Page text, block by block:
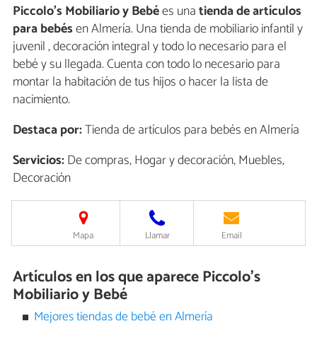
Piccolo's Mobiliario y Bebées unatienda de artículos
para bebésen Almería. Una tienda de mobiliario infantil y
juvenil , decoración integral y todo lo necesario para el
bebé y su llegada. Cuenta con todo lo necesario para
montar la habitación de tus hijos o hacer la lista de
nacimiento.
Destaca por:Tienda de artículos para bebés en Almería
Servicios:De compras, Hogar y decoración, Muebles,
Decoración
Mapa Llamar Email
Artículos en los que aparece Piccolo's
Mobiliario y Bebé
Mejores tiendas de bebé en Almería